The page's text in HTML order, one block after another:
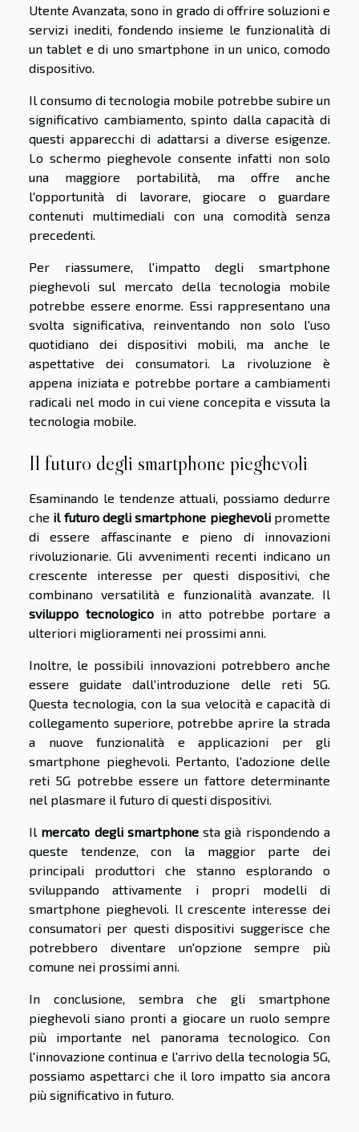
Utente Avanzata, sono in grado di offrire soluzioni e
servizi inediti, fondendo insieme le funzionalità di
un tablet e di uno smartphone in un unico, comodo
dispositivo.
Il consumo di tecnologia mobile potrebbe subire un
significativo cambiamento, spinto dalla capacità di
questi apparecchi di adattarsi a diverse esigenze.
Lo schermo pieghevole consente infatti non solo
una maggiore portabilità, ma offre anche
l'opportunità di lavorare, giocare o guardare
contenuti multimediali con una comodità senza
precedenti.
Per riassumere, l'impatto degli smartphone
pieghevoli sul mercato della tecnologia mobile
potrebbe essere enorme. Essi rappresentano una
svolta significativa, reinventando non solo l'uso
quotidiano dei dispositivi mobili, ma anche le
aspettative dei consumatori. La rivoluzione è
appena iniziata e potrebbe portare a cambiamenti
radicali nel modo in cui viene concepita e vissuta la
tecnologia mobile.
Il futuro degli smartphone pieghevoli
Esaminando le tendenze attuali, possiamo dedurre
che il futuro degli smartphone pieghevolipromette
di essere affascinante e pieno di innovazioni
rivoluzionarie. Gli avvenimenti recenti indicano un
crescente interesse per questi dispositivi, che
combinano versatilità e funzionalità avanzate. Il
sviluppo tecnologicoin atto potrebbe portare a
ulteriori miglioramenti nei prossimi anni.
Inoltre, le possibili innovazioni potrebbero anche
essere guidate dall'introduzione delle reti 5G.
Questa tecnologia, con la sua velocità e capacità di
collegamento superiore, potrebbe aprire la strada
a nuove funzionalità e applicazioni per gli
smartphone pieghevoli. Pertanto, l'adozione delle
reti 5G potrebbe essere un fattore determinante
nel plasmare il futuro di questi dispositivi.
Il mercato degli smartphonesta già rispondendo a
queste tendenze, con la maggior parte dei
principali produttori che stanno esplorando o
sviluppando attivamente i propri modelli di
smartphone pieghevoli. Il crescente interesse dei
consumatori per questi dispositivi suggerisce che
potrebbero diventare un'opzione sempre più
comune nei prossimi anni.
In conclusione, sembra che gli smartphone
pieghevoli siano pronti a giocare un ruolo sempre
più importante nel panorama tecnologico. Con
l'innovazione continua e l'arrivo della tecnologia 5G,
possiamo aspettarci che il loro impatto sia ancora
più significativo in futuro.